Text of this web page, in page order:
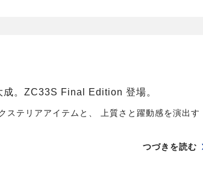
。ZC33S Final Edition 登場。
ステリアアイテムと、 上質さと躍動感を演出す
つづきを読む